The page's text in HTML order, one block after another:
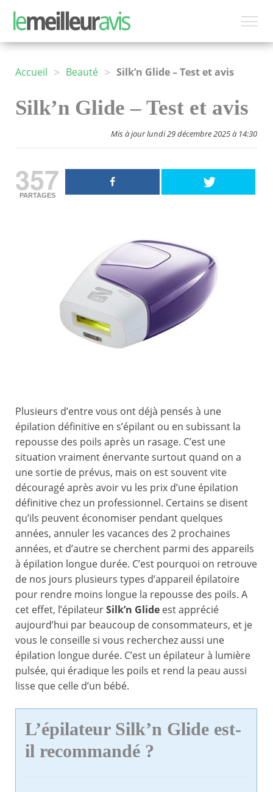
Accueil > Beauté > Silk’n Glide – Test et avis
Silk’n Glide – Test et avis
Mis à jour lundi 29 décembre 2025 à 14:30
357
PARTAGES
Plusieurs d’entre vous ont déjà pensés à une
épilation définitive en s’épilant ou en subissant la
repousse des poils après un rasage. C’est une
situation vraiment énervante surtout quand on a
une sortie de prévus, mais on est souvent vite
découragé après avoir vu les prix d’une épilation
définitive chez un professionnel. Certains se disent
qu’ils peuvent économiser pendant quelques
années, annuler les vacances des 2 prochaines
années, et d’autre se cherchent parmi des appareils
à épilation longue durée. C’est pourquoi on retrouve
de nos jours plusieurs types d’appareil épilatoire
pour rendre moins longue la repousse des poils. A
cet effet, l’épilateurSilk’n Glide est apprécié
aujourd’hui par beaucoup de consommateurs, et je
vous le conseille si vous recherchez aussi une
épilation longue durée. C’est un épilateur à lumière
pulsée, qui éradique les poils et rend la peau aussi
lisse que celle d’un bébé.
L’épilateur Silk’n Glide est-
il recommandé ?